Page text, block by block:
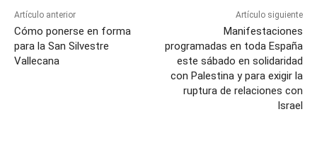
Artículo anterior
Cómo ponerse en forma
para la San Silvestre
Vallecana
Artículo siguiente
Manifestaciones
programadas en toda España
este sábado en solidaridad
con Palestina y para exigir la
ruptura de relaciones con
Israel